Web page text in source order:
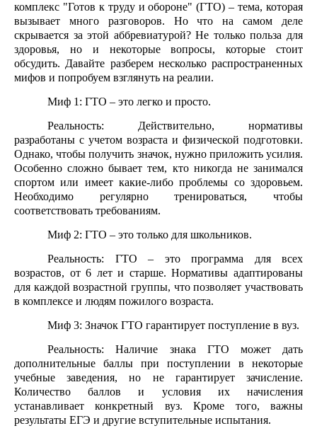
комплекс "Готов к труду и обороне" (ГТО) – тема, которая
вызывает много разговоров. Но что на самом деле
скрывается за этой аббревиатурой? Не только польза для
здоровья, но и некоторые вопросы, которые стоит
обсудить. Давайте разберем несколько распространенных
мифов и попробуем взглянуть на реалии.
Миф 1: ГТО – это легко и просто.
Реальность: Действительно, нормативы
разработаны с учетом возраста и физической подготовки.
Однако, чтобы получить значок, нужно приложить усилия.
Особенно сложно бывает тем, кто никогда не занимался
спортом или имеет какие-либо проблемы со здоровьем.
Необходимо регулярно тренироваться, чтобы
соответствовать требованиям.
Миф 2: ГТО – это только для школьников.
Реальность: ГТО – это программа для всех
возрастов, от 6 лет и старше. Нормативы адаптированы
для каждой возрастной группы, что позволяет участвовать
в комплексе и людям пожилого возраста.
Миф 3: Значок ГТО гарантирует поступление в вуз.
Реальность: Наличие знака ГТО может дать
дополнительные баллы при поступлении в некоторые
учебные заведения, но не гарантирует зачисление.
Количество баллов и условия их начисления
устанавливает конкретный вуз. Кроме того, важны
результаты ЕГЭ и другие вступительные испытания.